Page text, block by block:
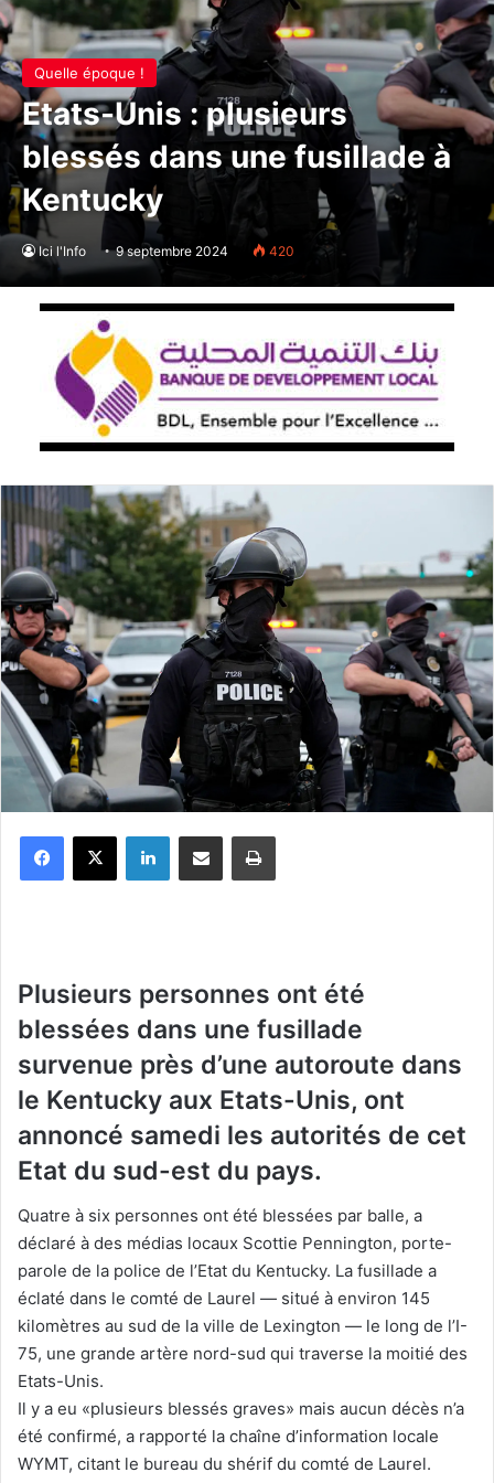
Quelle époque !
Etats-Unis : plusieurs
blessés dans une fusillade à
Kentucky
Ici l'Info 9 septembre 2024 420
Plusieurs personnes ont été
blessées dans une fusillade
survenue près d’une autoroute dans
le Kentucky aux Etats-Unis, ont
annoncé samedi les autorités de cet
Etat du sud-est du pays.
Quatre à six personnes ont été blessées par balle, a
déclaré à des médias locaux Scottie Pennington, porte-
parole de la police de l’Etat du Kentucky. La fusillade a
éclaté dans le comté de Laurel — situé à environ 145
kilomètres au sud de la ville de Lexington — le long de l’I-
75, une grande artère nord-sud qui traverse la moitié des
Etats-Unis.
Il y a eu «plusieurs blessés graves» mais aucun décès n’a
été confirmé, a rapporté la chaîne d’information locale
WYMT, citant le bureau du shérif du comté de Laurel.